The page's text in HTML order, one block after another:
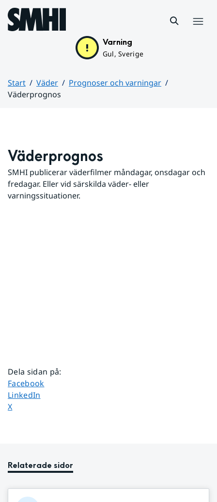
Hoppa till sidans innehåll
Varning
Gul, Sverige
Start Väder
Prognoser och varningar
Väderprognos
Väderprognos
SMHI publicerar väderfilmer måndagar, onsdagar och
fredagar. Eller vid särskilda väder- eller
varningssituationer.
Dela sidan på:
Dela sidan på
Facebook
Dela sidan på
LinkedIn
Dela sidan på
X
Relaterade sidor